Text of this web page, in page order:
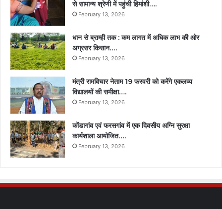
से सामान्य श्रेणी में पहुंची हिमांशी….
February 13, 2026
धान से ब्राम्ही तक : कम लागत में अधिक लाभ की ओर
अग्रसर किसान….
February 13, 2026
मंत्री रामविचार नेताम 19 फरवरी को करेंगे एकलव्य
विद्यालयों की समीक्षा….
February 13, 2026
कोंडागांव एवं फरसगांव में एक दिवसीय अग्नि सुरक्षा
कार्यशाला आयोजित….
February 13, 2026